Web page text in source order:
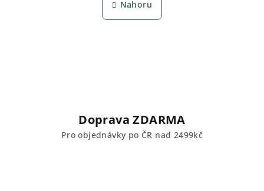
á
k
y
k
o
Nahoru
Doprava ZDARMA
Pro objednávky po ČR nad 2499kč